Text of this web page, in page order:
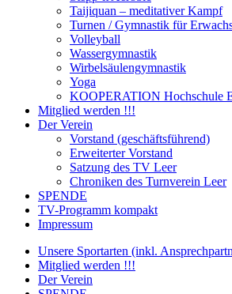
Taijiquan – meditativer Kampf
Turnen / Gymnastik für
Volleyball
Wassergymnastik
Wirbelsäulengymnastik
Yoga
KOOPERATION Hochschule
Mitglied werden !!!
Der Verein
Vorstand (geschäftsführend)
Erweiterter Vorstand
Satzung des TV Leer
Chroniken des Turnverein Leer
SPENDE
TV-Programm kompakt
Impressum
Unsere Sportarten (inkl.
Mitglied werden !!!
Der Verein